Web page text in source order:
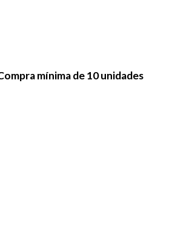
mínima de 10 unidades